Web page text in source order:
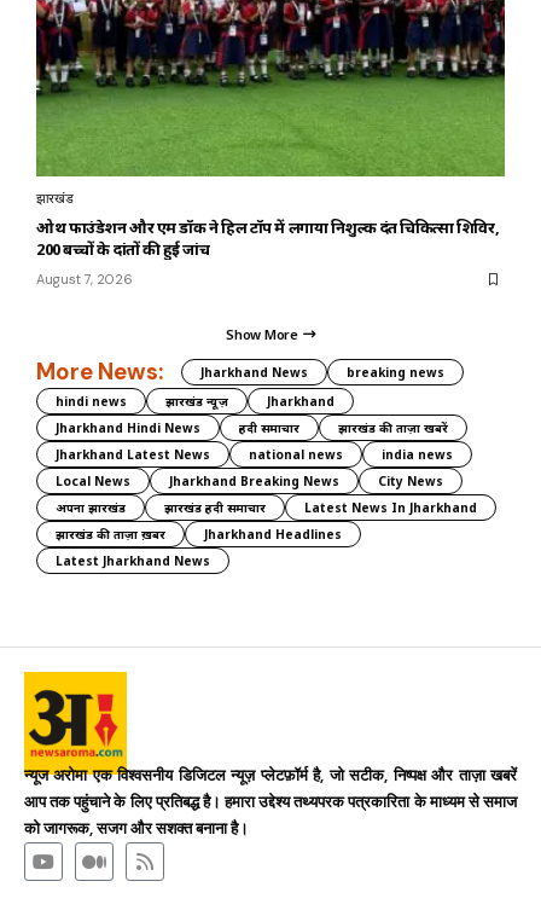
झारखंड
ओथ फाउंडेशन और एम डॉक ने हिल टॉप में लगाया निशुल्क दंत चिकित्सा शिविर,
200 बच्चों के दांतों की हुई जांच
August 7, 2026
Show More
More News: Jharkhand News
breaking news
hindi news
झारखंड न्यूज़
Jharkhand
Jharkhand Hindi News
हिंदी समाचार
झारखंड की ताज़ा खबरें
Jharkhand Latest News
national news
india news
Local News
Jharkhand Breaking News
City News
अपना झारखंड
झारखंड हिंदी समाचार
Latest News In Jharkhand
झारखंड की ताज़ा ख़बर
Jharkhand Headlines
Latest Jharkhand News
न्यूज अरोमा एक विश्वसनीय डिजिटल न्यूज़ प्लेटफ़ॉर्म है, जो सटीक, निष्पक्ष और ताज़ा खबरें
आप तक पहुंचाने के लिए प्रतिबद्ध है। हमारा उद्देश्य तथ्यपरक पत्रकारिता के माध्यम से समाज
को जागरूक, सजग और सशक्त बनाना है।